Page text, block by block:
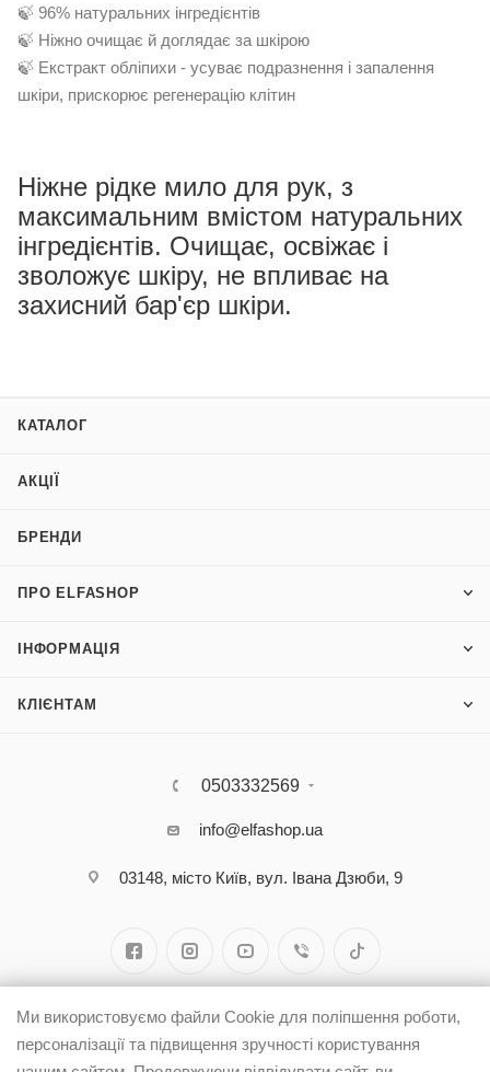
🍃 96% натуральних інгредієнтів
🍃 Ніжно очищає й доглядає за шкірою
🍃 Екстракт обліпихи - усуває подразнення і запалення
шкіри, прискорює регенерацію клітин
Ніжне рідке мило для рук, з
максимальним вмістом натуральних
інгредієнтів. Очищає, освіжає і
зволожує шкіру, не впливає на
захисний бар'єр шкіри.
КАТАЛОГ
АКЦІЇ
БРЕНДИ
ПРО ELFASHOP
ІНФОРМАЦІЯ
КЛІЄНТАМ
0503332569
info@elfashop.ua
03148, місто Київ, вул. Івана Дзюби, 9
Ми використовуємо файли Cookie для поліпшення роботи,
персоналізації та підвищення зручності користування